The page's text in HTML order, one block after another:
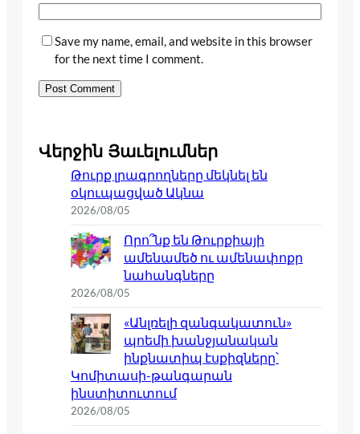
Save my name, email, and website in this browser
for the next time I comment.
Վերջին Յաւելումներ
Թուրք լրագրողները մեկնել են
օկուպացված Ակնա
2026/08/05
Որո՞նք են Թուրքիայի
ամենամեծ ու ամենափոքր
նահանգները
2026/08/05
«Անլռելի զանգակատուն»
պոեմի խանջյանական
ինքնատիպ էսքիզները՝
Կոմիտասի-թանգարան
ինստիտուտում
2026/08/05